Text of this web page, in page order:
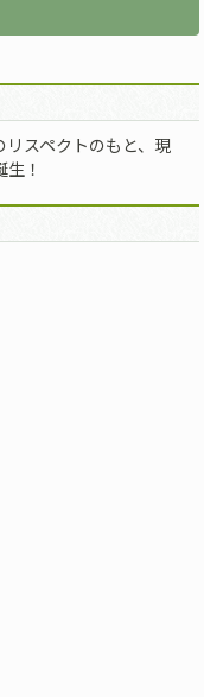
リスペクトのもと、現
！